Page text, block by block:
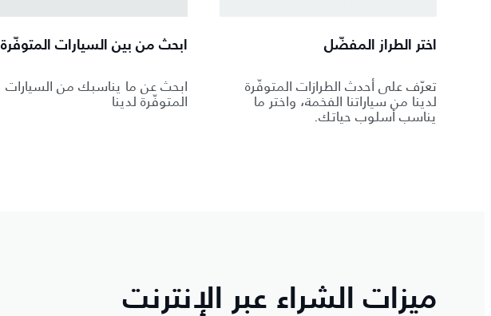
اختر الطراز المفضّل
تعرّف على أحدث الطرازات المتوفّرة
لدينا من سياراتنا الفخمة، واختر ما
يناسب أسلوب حياتك.
ابحث من بين السيارات المتوفّرة
ابحث عن ما يناسبك من السيارات
المتوفّرة لدينا
ميزات الشراء عبر الإنترنت